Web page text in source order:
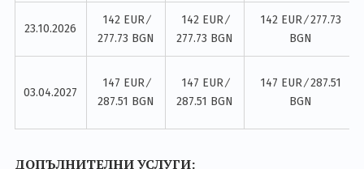
23.10.2026
142 EUR ∕
277.73 BGN
142 EUR ∕
277.73 BGN
142 EUR ∕ 277.73
BGN
03.04.2027
147 EUR ∕
287.51 BGN
147 EUR ∕
287.51 BGN
147 EUR ∕ 287.51
BGN
ДОПЪЛНИТЕЛНИ УСЛУГИ: